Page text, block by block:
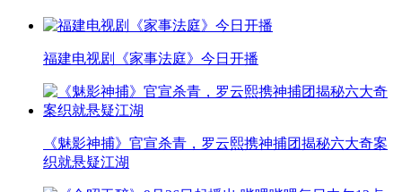
福建电视剧《家事法庭》今日开播
《魅影神捕》官宣杀青，罗云熙携神捕团揭秘六大奇案
织就悬疑江湖